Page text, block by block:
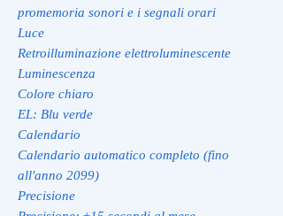
promemoria sonori e i segnali orari
Luce
Retroilluminazione elettroluminescente
Luminescenza
Colore chiaro
EL: Blu verde
Calendario
Calendario automatico completo (fino
all'anno 2099)
Precisione